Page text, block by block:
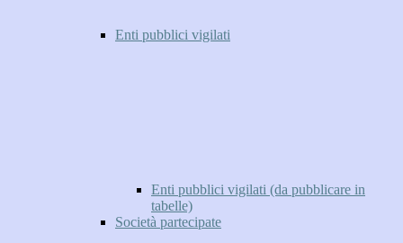
Enti pubblici vigilati
Enti pubblici vigilati (da pubblicare in
tabelle)
Società partecipate